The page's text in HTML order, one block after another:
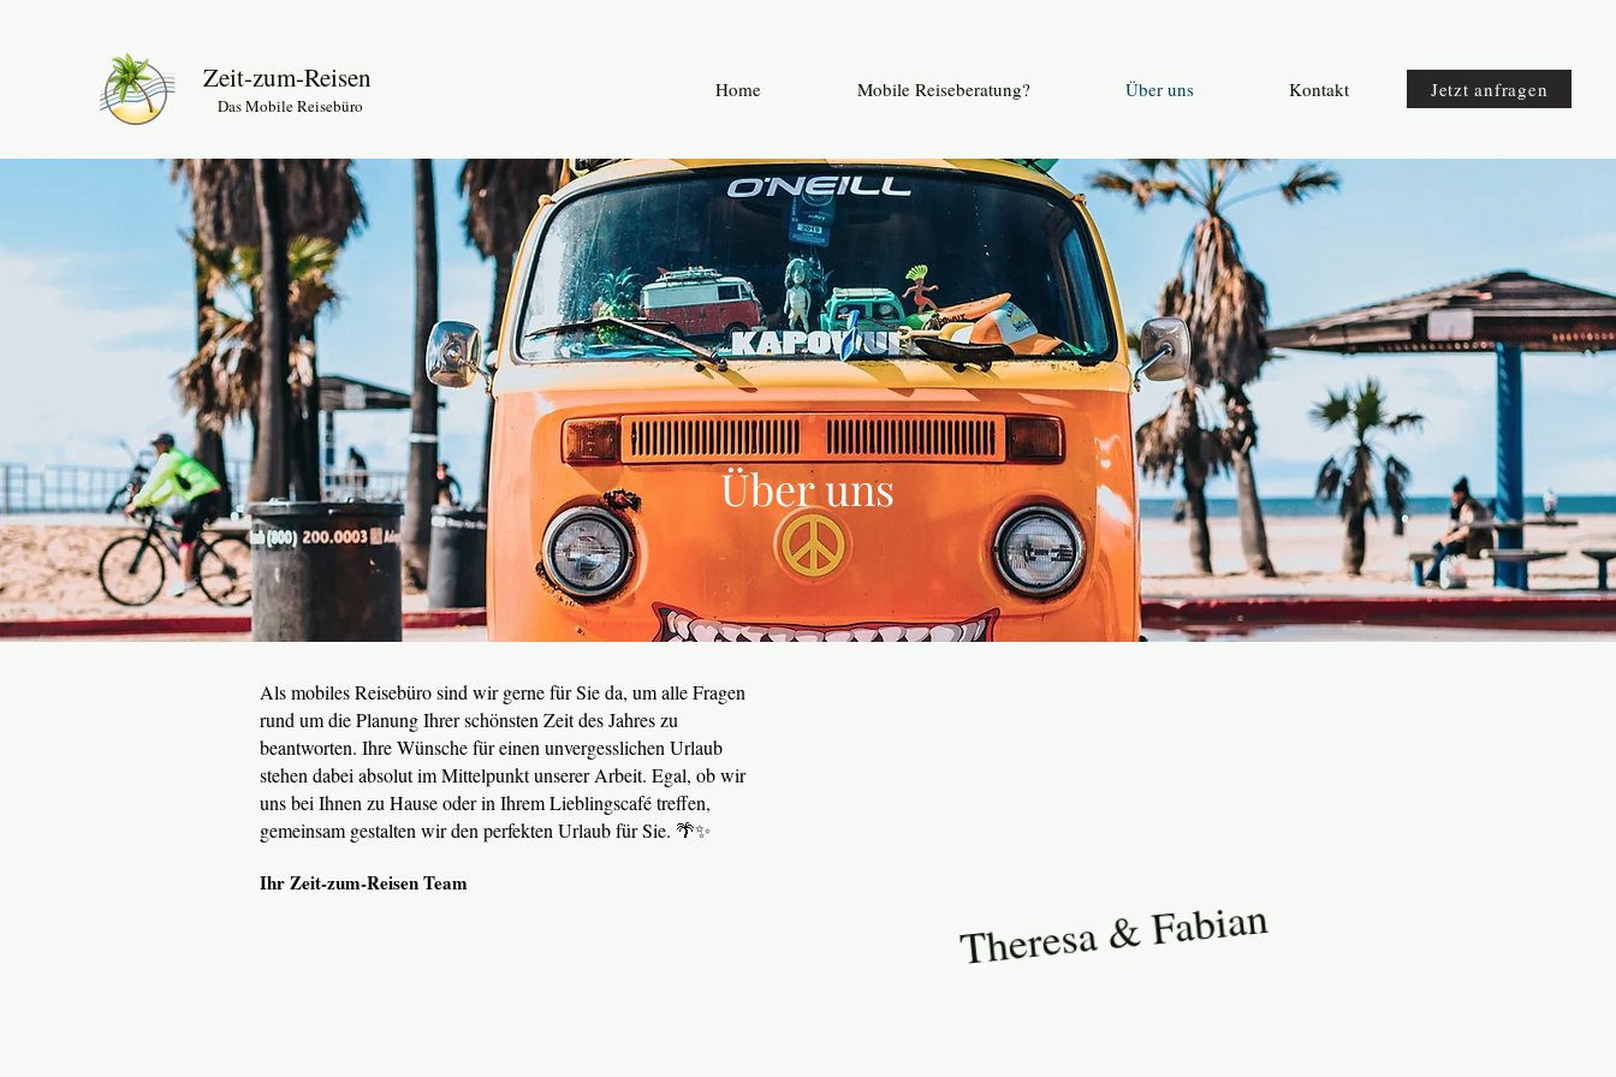
Zeit-zum-Reisen
Das Mobile Reisebüro
Home Mobile Reiseberatung? Über uns Kontakt Jetzt anfragen
Über uns
Als mobiles Reisebüro sind wir gerne für Sie da, um alle Fragen
rund um die Planung Ihrer schönsten Zeit des Jahres zu
beantworten. Ihre Wünsche für einen unvergesslichen Urlaub
stehen dabei absolut im Mittelpunkt unserer Arbeit. Egal, ob wir
uns bei Ihnen zu Hause oder in Ihrem Lieblingscafé treffen,
gemeinsam gestalten wir den perfekten Urlaub für Sie. 🌴✨
Ihr Zeit-zum-Reisen Team
Theresa & Fabian